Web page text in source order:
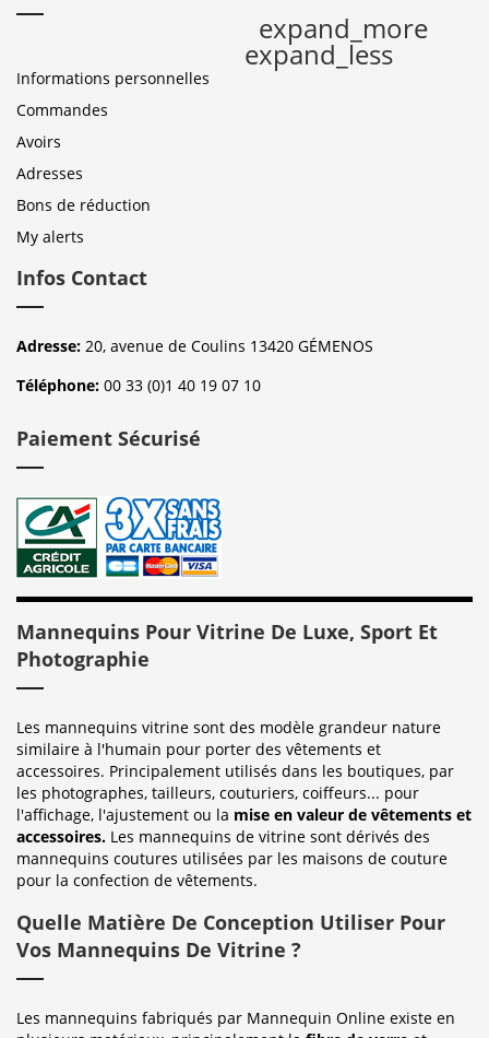
expand_more
expand_less
Informations personnelles
Commandes
Avoirs
Adresses
Bons de réduction
My alerts
Infos Contact
Adresse: 20, avenue de Coulins 13420 GÉMENOS
Téléphone: 00 33 (0)1 40 19 07 10
Paiement Sécurisé
Mannequins Pour Vitrine De Luxe, Sport Et
Photographie
Les mannequins vitrine sont des modèle grandeur nature
similaire à l'humain pour porter des vêtements et
accessoires. Principalement utilisés dans les boutiques, par
les photographes, tailleurs, couturiers, coiffeurs... pour
l'affichage, l'ajustement ou la mise en valeur de vêtements et
accessoires. Les mannequins de vitrine sont dérivés des
mannequins coutures utilisées par les maisons de couture
pour la confection de vêtements.
Quelle Matière De Conception Utiliser Pour
Vos Mannequins De Vitrine ?
Les mannequins fabriqués par Mannequin Online existe en